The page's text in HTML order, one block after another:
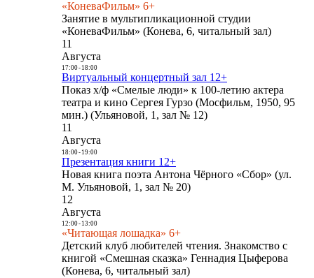
«КоневаФильм» 6+
Занятие в мультипликационной студии
«КоневаФильм» (Конева, 6, читальный зал)
11
Августа
17:00- 18:00
Виртуальный концертный зал 12+
Показ х/ф «Смелые люди» к 100-летию актера
театра и кино Сергея Гурзо (Мосфильм, 1950, 95
мин.) (Ульяновой, 1, зал № 12)
11
Августа
18:00- 19:00
Презентация книги 12+
Новая книга поэта Антона Чёрного «Сбор» (ул.
М. Ульяновой, 1, зал № 20)
12
Августа
12:00- 13:00
«Читающая лошадка» 6+
Детский клуб любителей чтения. Знакомство с
книгой «Смешная сказка» Геннадия Цыферова
(Конева, 6, читальный зал)